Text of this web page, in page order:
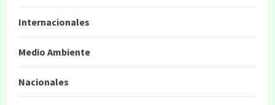
Internacionales
Medio Ambiente
Nacionales